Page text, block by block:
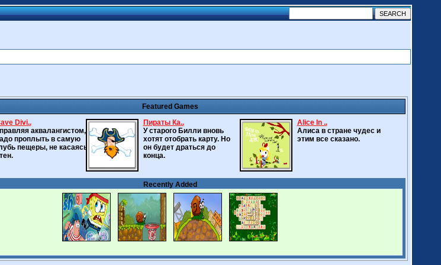
Featured Games
Divi..
аквалангистом,
проплыть в самую
пещеры, не касаясь
Пираты Ка..
У старого Билли вновь
хотят отобрать карту. Но
он будет драться до
конца.
Alice In ..
Алиса в стране чудес и
этим все сказано.
Recently Added